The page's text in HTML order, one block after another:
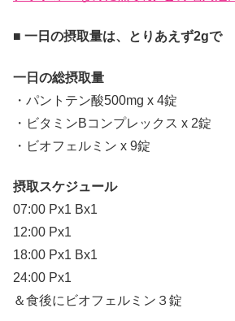
■ 一日の摂取量は、とりあえず2gで
一日の総摂取量
・パントテン酸500mg x 4錠
・ビタミンBコンプレックス x 2錠
・ビオフェルミン x 9錠
摂取スケジュール
07:00 Px1 Bx1
12:00 Px1
18:00 Px1 Bx1
24:00 Px1
＆食後にビオフェルミン３錠